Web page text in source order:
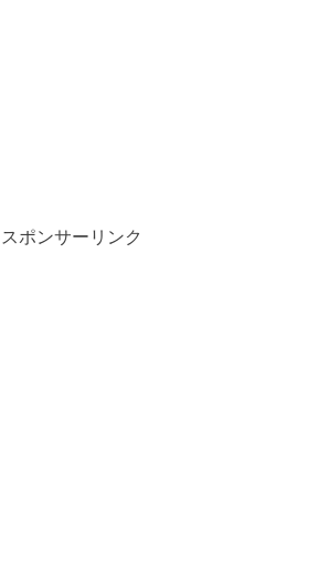
スポンサーリンク